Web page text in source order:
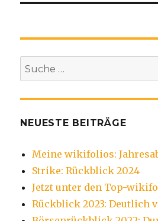
Suche
nach:
NEUESTE BEITRÄGE
Meine wikifolios:
Strike: Rückblick 2024
Jetzt unter den Top-
Rückblick 2023: Deutlich